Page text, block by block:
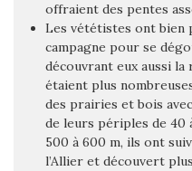
offraient des pentes
Les vététistes ont bien
campagne pour se
découvrant eux aussi
étaient plus
des prairies et bois
de leurs périples de 40
500 à 600 m, ils ont
l’Allier et découvert